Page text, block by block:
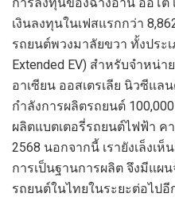
การลงทุนของฉางอาน ออโต้
เงินลงทุนในเฟสแรกกว่า
รถยนต์พวงมาลัยขวา ทั้งประเภ
Extended EV) สำหรับจำหน่
อาเซียน ออสเตรเลีย นิวซีแล
กำลังการผลิตรถยนต์
ผลิตแบตเตอรี่รถยนต์ไฟฟ้า ค
2568 นอกจากนี้ เรายังเล็งเ
การเป็นฐานการผลิต จึงมีแผ
รถยนต์ในไทยในระยะต่อไปอี